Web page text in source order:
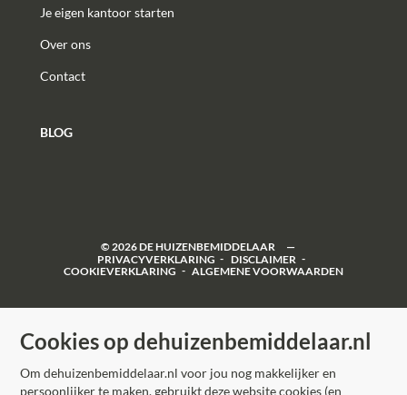
Je eigen kantoor starten
Over ons
Contact
BLOG
© 2026DE HUIZENBEMIDDELAAR
PRIVACYVERKLARING
DISCLAIMER
COOKIEVERKLARING
ALGEMENE VOORWAARDEN
Cookies op dehuizenbemiddelaar.nl
Om dehuizenbemiddelaar.nl voor jou nog makkelijker en
persoonlijker te maken, gebruikt deze website cookies (en